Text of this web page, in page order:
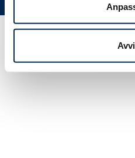
© Muovi-Heljanko Oy